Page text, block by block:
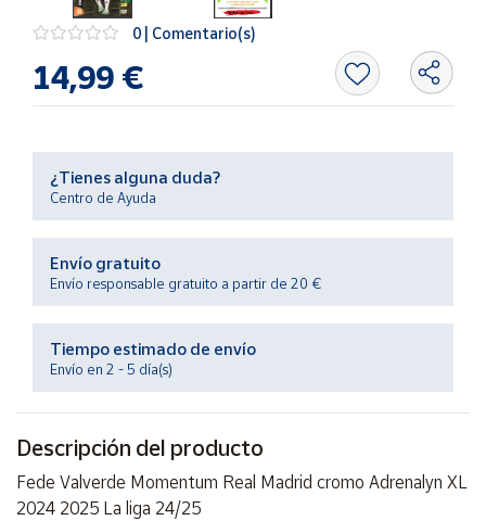
Productos
Solidarios
Centro
de ayuda
Vendedores
Mapa de
vendedores
Hazte
vendedor
Área
0 | Comentario(s)
14,99 €
¿Tienes alguna duda?
Centro de Ayuda
Envío gratuito
Envío responsable gratuito a partir de 20 €
Tiempo estimado de envío
Envío en 2 - 5 día(s)
Descripción del producto
Fede Valverde Momentum Real Madrid cromo Adrenalyn XL
2024 2025 La liga 24/25